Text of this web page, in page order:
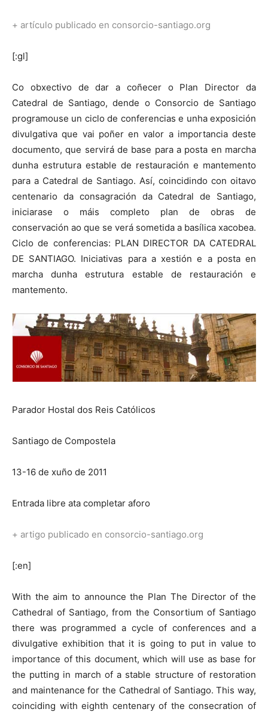
+ artículo publicado en consorcio-santiago.org
[:gl]
Co obxectivo de dar a coñecer o Plan Director da
Catedral de Santiago, dende o Consorcio de Santiago
programouse un ciclo de conferencias e unha exposición
divulgativa que vai poñer en valor a importancia deste
documento, que servirá de base para a posta en marcha
dunha estrutura estable de restauración e mantemento
para a Catedral de Santiago. Así, coincidindo con oitavo
centenario da consagración da Catedral de Santiago,
iniciarase o máis completo plan de obras de
conservación ao que se verá sometida a basílica xacobea.
Ciclo de conferencias: PLAN DIRECTOR DA CATEDRAL
DE SANTIAGO. Iniciativas para a xestión e a posta en
marcha dunha estrutura estable de restauración e
mantemento.
Parador Hostal dos Reis Católicos
Santiago de Compostela
13-16 de xuño de 2011
Entrada libre ata completar aforo
+ artigo publicado en consorcio-santiago.org
[:en]
With the aim to announce the Plan The Director of the
Cathedral of Santiago, from the Consortium of Santiago
there was programmed a cycle of conferences and a
divulgative exhibition that it is going to put in value to
importance of this document, which will use as base for
the putting in march of a stable structure of restoration
and maintenance for the Cathedral of Santiago. This way,
coinciding with eighth centenary of the consecration of